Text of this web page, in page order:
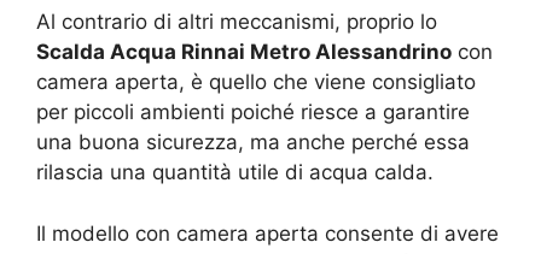
Al contrario di altri meccanismi, proprio lo
Scalda Acqua Rinnai Metro Alessandrino con
camera aperta, è quello che viene consigliato
per piccoli ambienti poiché riesce a garantire
una buona sicurezza, ma anche perché essa
rilascia una quantità utile di acqua calda.
Il modello con camera aperta consente di avere